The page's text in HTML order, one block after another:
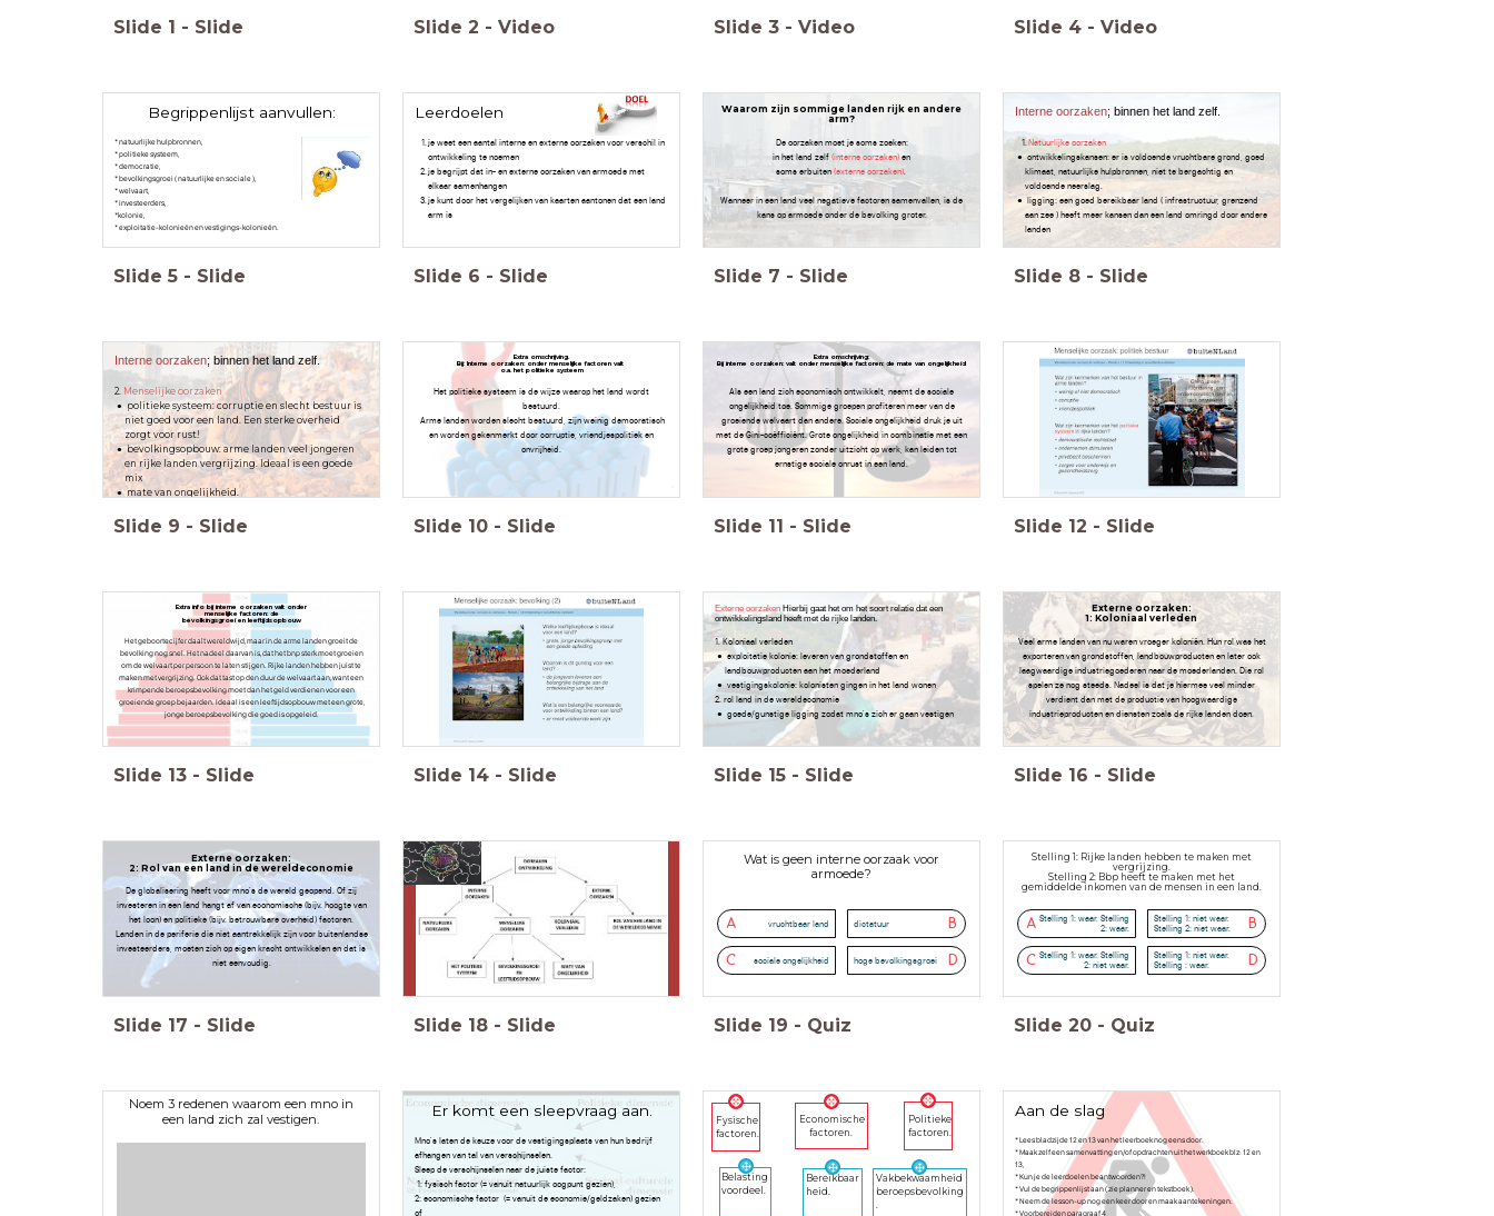
Slide 1 - Slide Slide 2 - Video Slide 3 - Video Slide 4 - Video
Begrippenlijst aanvullen:
* natuurlijke hulpbronnen,
* politieke systeem,
* democratie,
* bevolkingsgroei ( natuurlijke en sociale ),
* welvaart,
* investeerders,
*kolonie,
* exploitatie-kolonieën en vestigings-kolonieën.
Slide 5 - Slide
Leerdoelen
je weet een aantal interne en externe oorzaken voor verschil in
ontwikkeling te noemen
je begrijpt dat in- en externe oorzaken van armoede met
elkaar samenhangen
je kunt door het vergelijken van kaarten aantonen dat een land
arm is
Slide 6 - Slide
Waarom zijn sommige landen rijk en andere
arm?
De oorzaken moet je soms zoeken:
in het land zelf (interne oorzaken) en
soms erbuiten(externe oorzaken).
Wanneer in een land veel negatieve factoren samenvallen, is de
kans op armoede onder de bevolking groter.
Slide 7 - Slide
Interne oorzaken; binnen het land zelf.
Natuurlijke oorzaken
ontwikkelingskansen: er is voldoende vruchtbare grond, goed
klimaat, natuurlijke hulpbronnen, niet te bergachtig en
voldoende neerslag.
ligging: een goed bereikbaar land ( infrastructuur, grenzend
aan zee ) heeft meer kansen dan een land omringd door andere
landen
Slide 8 - Slide
Interne oorzaken; binnen het land zelf.
2. Menselijke oorzaken
politieke systeem: corruptie en slecht bestuur is
niet goed voor een land. Een sterke overheid
zorgt voor rust!
bevolkingsopbouw: arme landen veel jongeren
en rijke landen vergrijzing. Ideaal is een goede
mix
mate van ongelijkheid.
Slide 9 - Slide
Extra omschrijving.
Bij: Interne oorzaken: onder menselijke factoren valt
o.a. het politieke systeem
Het politieke systeem is de wijze waarop het land wordt
bestuurd.
Arme landen worden slecht bestuurd, zijn weinig democratisch
en worden gekenmerkt door corruptie, vriendjespolitiek en
onvrijheid.
Slide 10 - Slide
Extra omschrijving:
Bij interne oorzaken: valt onder menselijke factoren: de mate van ongelijkheid
Als een land zich economisch ontwikkelt, neemt de sociale
ongelijkheid toe. Sommige groepen profiteren meer van de
groeiende welvaart dan andere. Sociale ongelijkheid druk je uit
met de Gini-coëfficiënt. Grote ongelijkheid in combinatie met een
grote groep jongeren zonder uitzicht op werk, kan leiden tot
ernstige sociale onrust in een land.
Slide 11 - Slide Slide 12 - Slide
Extra info bij interne oorzaken valt onder
menselijke factoren: de
bevolkingsgroei en leeftijdsopbouw
Het geboortecijfer daalt wereldwijd, maar in de arme landen groeit de
bevolking nog snel. Het nadeel daarvan is, dat het bnp sterk moet groeien
om de welvaart per persoon te laten stijgen. Rijke landen hebben juist te
maken met vergrijzing. Ook dat tast op den duur de welvaart aan, want een
krimpende beroepsbevolking moet dan het geld verdienen voor een
groeiende groep bejaarden. Ideaal is een leeftijdsopbouw met een grote,
jonge beroepsbevolking die goed is opgeleid.
Slide 13 - Slide Slide 14 - Slide
Externe oorzakenHierbij gaat het om het soort relatie dat een
ontwikkelingsland heeft met de rijke landen.
1. Koloniaal verleden
exploitatie kolonie: leveren van grondstoffen en
landbouwproducten aan het moederland
vestigingskolonie: kolonisten gingen in het land wonen
2. rol land in de wereldeconomie
goede/gunstige ligging zodat mno's zich er gaan vestigen
Slide 15 - Slide
Externe oorzaken:
1: Koloniaal verleden
Veel arme landen van nu waren vroeger koloniën. Hun rol was het
exporteren van grondstoffen, landbouwproducten en later ook
laagwaardige industriegoederen naar de moederlanden. Die rol
spelen ze nog steeds. Nadeel is dat je hiermee veel minder
verdient dan met de productie van hoogwaardige
industrieproducten en diensten zoals de rijke landen doen.
Slide 16 - Slide
Externe oorzaken:
2: Rol van een land in de wereldeconomie
De globalisering heeft voor mno's de wereld geopend. Of zij
investeren in een land hangt af van economische (bijv. hoogte van
het loon) en politieke (bijv. betrouwbare overheid) factoren.
Landen in de periferie die niet aantrekkelijk zijn voor buitenlandse
investeerders, moeten zich op eigen kracht ontwikkelen en dat is
niet eenvoudig.
Slide 17 - Slide Slide 18 - Slide
Wat is geen interne oorzaak voor
armoede?
A vruchtbaar land B
dictatuur
C sociale ongelijkheid D
hoge bevolkingsgroei
Slide 19 - Quiz
Stelling 1: Rijke landen hebben te maken met
vergrijzing.
Stelling 2: Bbp heeft te maken met het
gemiddelde inkomen van de mensen in een land.
A Stelling 1: waar. Stelling
2: waar.
B
Stelling 1: niet waar.
Stelling 2: niet waar.
C Stelling 1: waar. Stelling
2: niet waar.
D
Stelling 1: niet waar.
Stelling : waar.
Slide 20 - Quiz
Noem 3 redenen waarom een mno in
een land zich zal vestigen.
Er komt een sleepvraag aan.
Mno's laten de keuze voor de vestigingsplaats van hun bedrijf
afhangen van tal van verschijnselen.
Sleep de verschijnselen naar de juiste factor:
1: fysisch factor (= vanuit natuurlijk oogpunt gezien),
2: economische factor (= vanuit de economie/geldzaken) gezien
of,
Fysische
factoren.
Economische
factoren.
Politieke
factoren.
Belasting
voordeel.
Bereikbaar
heid.
Vakbekwaamheid
beroepsbevolking
.
Aan de slag
* Lees bladzijde 12 en 13 van het leerboek nog eens door.
* Maak zelf een samenvatting en/of opdrachten uit het werkboek blz: 12 en
13,
* Kun je de leerdoelen beantwoorden?!
* Vul de begrippenlijst aan ( zie planner en tekstboek ).
* Neem de lesson-up nog een keer door en maak aantekeningen.
* Voorbereiden paragraaf 4